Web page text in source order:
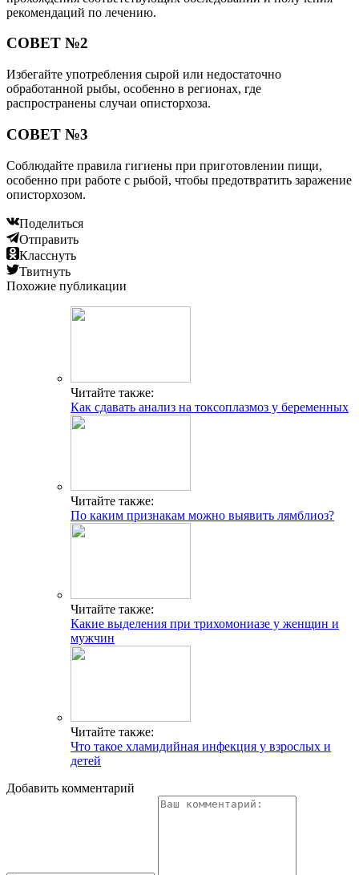
рекомендаций по лечению.
СОВЕТ №2
Избегайте употребления сырой или недостаточно
обработанной рыбы, особенно в регионах, где
распространены случаи описторхоза.
СОВЕТ №3
Соблюдайте правила гигиены при приготовлении пищи,
особенно при работе с рыбой, чтобы предотвратить заражение
описторхозом.
Поделиться
Отправить
Класснуть
Твитнуть
Похожие публикации
Читайте также:
Как сдавать анализ на токсоплазмоз у беременных
Читайте также:
По каким признакам можно выявить лямблиоз?
Читайте также:
Какие выделения при трихомониазе у женщин и
мужчин
Читайте также:
Что такое хламидийная инфекция у взрослых и
детей
Добавить комментарий